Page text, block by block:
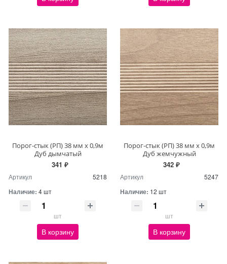
Порог-стык (РП) 38 мм х 0,9м
Дуб дымчатый
341 ₽
Артикул 5218
Наличие: 4 шт
шт
В корзину
Порог-стык (РП) 38 мм х 0,9м
Дуб жемчужный
342 ₽
Артикул 5247
Наличие: 12 шт
шт
В корзину